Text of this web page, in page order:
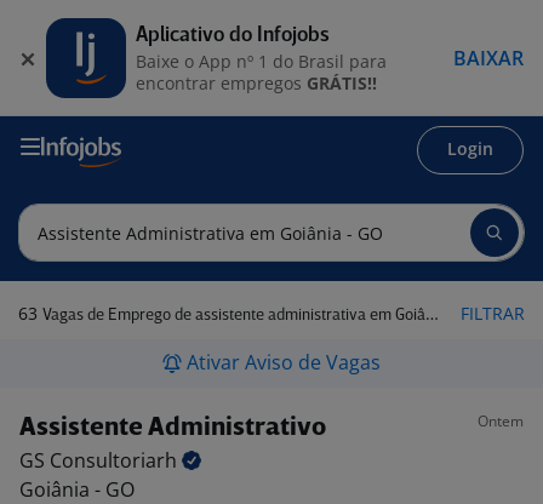
Login
63 Vagas de Emprego de assistente administrativa em Goiânia - GO FILTRAR
Ativar Aviso de Vagas
Assistente Administrativo Ontem
GS Consultoriarh
Goiânia - GO
Aplicativo do Infojobs
Baixe o App nº 1 do Brasil para
encontrar empregos GRÁTIS!!
BAIXAR